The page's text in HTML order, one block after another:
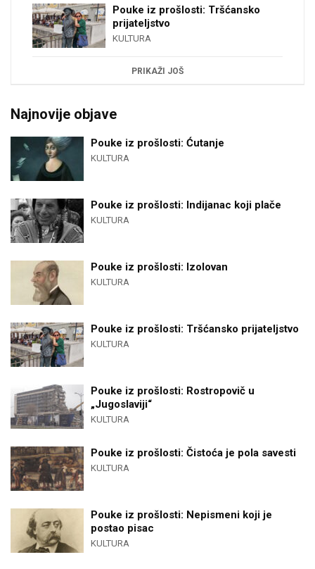
Pouke iz prošlosti: Tršćansko
prijateljstvo
KULTURA
PRIKAŽI JOŠ
Najnovije objave
Pouke iz prošlosti: Ćutanje
KULTURA
Pouke iz prošlosti: Indijanac koji plače
KULTURA
Pouke iz prošlosti: Izolovan
KULTURA
Pouke iz prošlosti: Tršćansko prijateljstvo
KULTURA
Pouke iz prošlosti: Rostropovič u
„Jugoslaviji“
KULTURA
Pouke iz prošlosti: Čistoća je pola savesti
KULTURA
Pouke iz prošlosti: Nepismeni koji je
postao pisac
KULTURA